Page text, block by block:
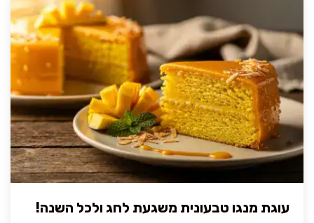
עוגת מנגו טבעונית משגעת לחג ולכל השנה!